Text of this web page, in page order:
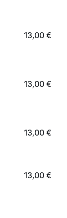
13,00€
13,00€
13,00€
13,00€